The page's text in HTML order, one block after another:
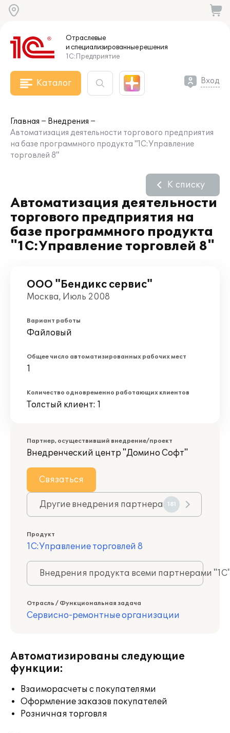
Отраслевые
и специализированныерешения
1С:Предприятие
Каталог Вход
Главная
Внедрения
Автоматизация деятельности торгового предприятия
на базе программного продукта "1С:Управление
торговлей 8"
Автоматизация деятельности
торгового предприятия на
базе программного продукта
"1С:Управление торговлей 8"
К списку
ООО "Бендикс сервис"
Москва, Июль 2008
Вариант работы
Файловый
Общее число автоматизированных рабочих мест
1
Количество одновременно работающих клиентов
Толстый клиент: 1
Партнер, осуществивший внедрение/проект
Внедренческий центр "Домино Софт"
Связаться
Другие внедрения партнера 181
Продукт
1С:Управление торговлей 8
Внедрения продукта всеми партнерами
Отрасль / Функциональная задача
Сервисно-ремонтные организации
Автоматизированы следующие
функции:
Взаиморасчеты с покупателями
Оформление заказов покупателей
Розничная торговля